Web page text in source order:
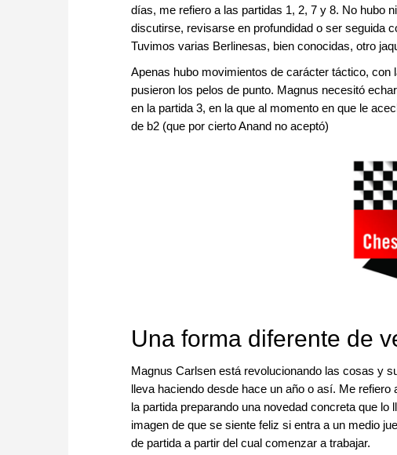
días, me refiero a las partidas 1, 2, 7 y 8. No hubo
discutirse, revisarse en profundidad o ser seguida
Tuvimos varias Berlinesas, bien conocidas, otro
Apenas hubo movimientos de carácter táctico, con
pusieron los pelos de punto. Magnus necesitó
en la partida 3, en la que al momento en que le
de b2 (que por cierto Anand no aceptó)
Una forma diferente de
Magnus Carlsen está revolucionando las cosas y
lleva haciendo desde hace un año o así. Me
la partida preparando una novedad concreta que
imagen de que se siente feliz si entra a un medio
de partida a partir del cual comenzar a trabajar.